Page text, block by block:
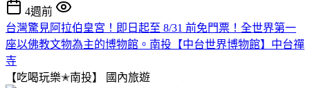
4週前
台灣驚見阿拉伯皇宮！即日起至 8/31 前免門票！全世界第一
座以佛教文物為主的博物館。南投【中台世界博物館】中台禪
寺
【吃喝玩樂✭南投】
國內旅遊